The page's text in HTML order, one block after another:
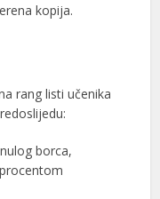
kopija.
rang listi učenika
borca,